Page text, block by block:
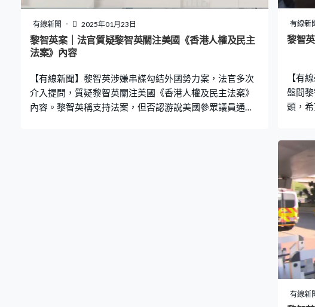
疏忽，忘記國安法即將實施。 2020年6月底，Mark Simon
報告已向美國國安委提出可以放入制裁名單的香港官員，
黎智英作供指整體上相信Mark Simon的判斷，但不知道他
提及過哪些人，自己亦說不出正確人選。法官李素蘭問是
講過，但承認國
等，
言論
意將
觸對
有線新聞 2025年01月23日
黎智英案｜法官質疑黎智英關注美國《香港人權及民主
法案》內容
【有線新聞】黎智英涉嫌串謀勾結外國勢力案，法官多次
介入提問，質疑黎智英關注美國《香港人權及民主法案》
內容。黎智英稱支持法案，但否認游說美國參眾議員通過
有線新
黎智
【有
盤問
頭，
眾議
犯修
利，
議員
方指
案》
人，
白宮
與他
彭斯
員史
有線新